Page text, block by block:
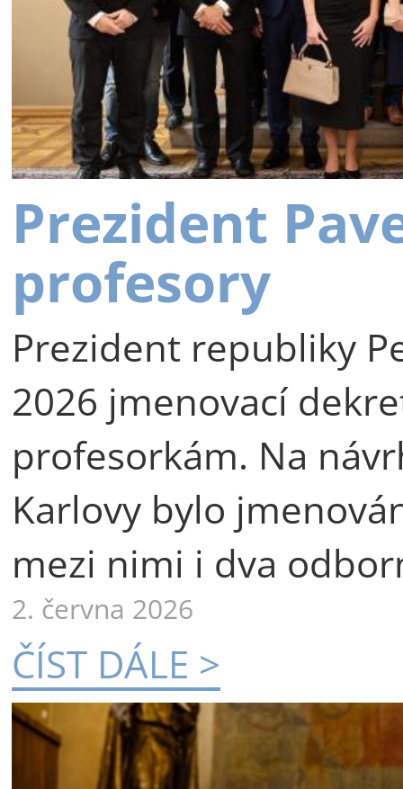
Prezident
profesory
Prezident republiky
2026 jmenovací
profesorkám. Na
Karlovy bylo
mezi nimi i dva
2. června 2026
ČÍST DÁLE >